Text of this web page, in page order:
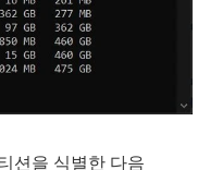
션을 식별한 다음